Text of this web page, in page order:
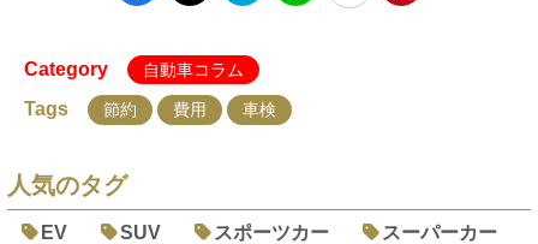
Category 自動車コラム
Tags 節約 費用 車検
人気のタグ
EV SUV スポーツカー
スーパーカー